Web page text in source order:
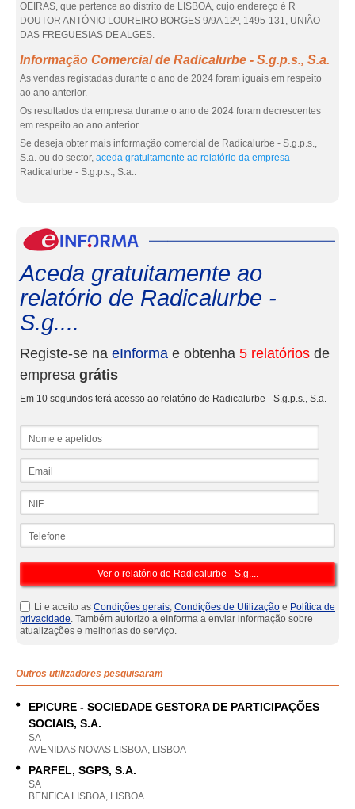
OEIRAS, que pertence ao distrito de LISBOA, cujo endereço é R
DOUTOR ANTÓNIO LOUREIRO BORGES 9/9A 12º, 1495-131, UNIÃO
DAS FREGUESIAS DE ALGES.
Informação Comercial de Radicalurbe - S.g.p.s., S.a.
As vendas registadas durante o ano de 2024 foram iguais em respeito
ao ano anterior.
Os resultados da empresa durante o ano de 2024 foram decrescentes
em respeito ao ano anterior.
Se deseja obter mais informação comercial de Radicalurbe - S.g.p.s.,
S.a. ou do sector, aceda gratuitamente ao relatório da empresa
Radicalurbe - S.g.p.s., S.a..
Aceda gratuitamente ao
relatório de Radicalurbe -
S.g....
Registe-se na eInforma e obtenha 5 relatórios de
empresa grátis
Em 10 segundos terá acesso ao relatório de Radicalurbe - S.g.p.s., S.a.
Li e aceito as Condições gerais, Condições de Utilização e Política de
privacidade. Também autorizo a eInforma a enviar informação sobre
atualizações e melhorias do serviço.
Outros utilizadores pesquisaram
EPICURE - SOCIEDADE GESTORA DE PARTICIPAÇÕES
SOCIAIS, S.A.
SA
AVENIDAS NOVAS LISBOA, LISBOA
PARFEL, SGPS, S.A.
SA
BENFICA LISBOA, LISBOA